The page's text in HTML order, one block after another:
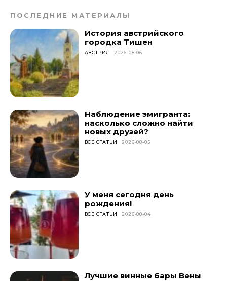
ПОСЛЕДНИЕ МАТЕРИАЛЫ
История австрийского
городка Тишен
АВСТРИЯ 2026-08-06
Наблюдение эмигранта:
насколько сложно найти
новых друзей?
ВСЕ СТАТЬИ 2026-08-05
У меня сегодня день
рождения!
ВСЕ СТАТЬИ 2026-08-04
Лучшие винные бары Вены